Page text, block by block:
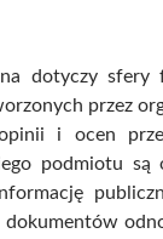
dotyczy
przez
i ocen
podmiotu
dokumentów